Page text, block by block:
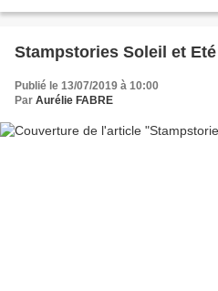
Stampstories Soleil et Eté
Publié le 13/07/2019 à 10:00
Par Aurélie FABRE